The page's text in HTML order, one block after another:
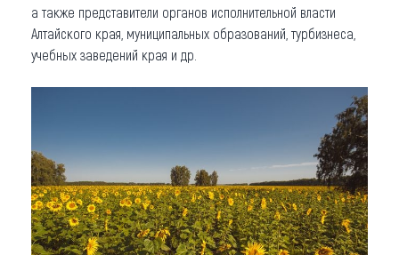
а также представители органов исполнительной власти
Алтайского края, муниципальных образований, турбизнеса,
учебных заведений края и др.